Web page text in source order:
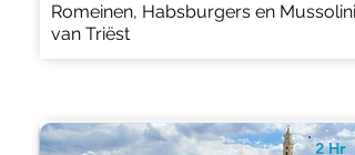
Romeinen, Habsburgers en Mussolini
van Triëst
2 Hr